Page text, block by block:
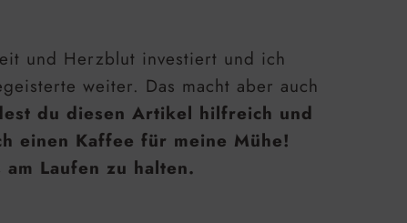
und Herzblut investiert und ich
weiter. Das macht aber auch
du diesen Artikel hilfreich und
einen Kaffee für meine Mühe!
Laufen zu halten.